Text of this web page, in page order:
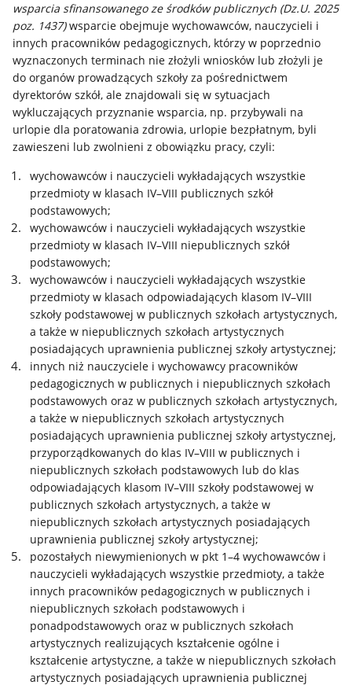
wsparcia sfinansowanego ze środków publicznych (Dz.U. 2025
poz. 1437)wsparcie obejmuje wychowawców, nauczycieli i
innych pracowników pedagogicznych, którzy w poprzednio
wyznaczonych terminach nie złożyli wniosków lub złożyli je
do organów prowadzących szkoły za pośrednictwem
dyrektorów szkół, ale znajdowali się w sytuacjach
wykluczających przyznanie wsparcia, np. przybywali na
urlopie dla poratowania zdrowia, urlopie bezpłatnym, byli
zawieszeni lub zwolnieni z obowiązku pracy, czyli:
wychowawców i nauczycieli wykładających wszystkie
przedmioty w klasach IV–VIII publicznych szkół
podstawowych;
wychowawców i nauczycieli wykładających wszystkie
przedmioty w klasach IV–VIII niepublicznych szkół
podstawowych;
wychowawców i nauczycieli wykładających wszystkie
przedmioty w klasach odpowiadających klasom IV–VIII
szkoły podstawowej w publicznych szkołach artystycznych,
a także w niepublicznych szkołach artystycznych
posiadających uprawnienia publicznej szkoły artystycznej;
innych niż nauczyciele i wychowawcy pracowników
pedagogicznych w publicznych i niepublicznych szkołach
podstawowych oraz w publicznych szkołach artystycznych,
a także w niepublicznych szkołach artystycznych
posiadających uprawnienia publicznej szkoły artystycznej,
przyporządkowanych do klas IV–VIII w publicznych i
niepublicznych szkołach podstawowych lub do klas
odpowiadających klasom IV–VIII szkoły podstawowej w
publicznych szkołach artystycznych, a także w
niepublicznych szkołach artystycznych posiadających
uprawnienia publicznej szkoły artystycznej;
pozostałych niewymienionych w pkt 1–4 wychowawców i
nauczycieli wykładających wszystkie przedmioty, a także
innych pracowników pedagogicznych w publicznych i
niepublicznych szkołach podstawowych i
ponadpodstawowych oraz w publicznych szkołach
artystycznych realizujących kształcenie ogólne i
kształcenie artystyczne, a także w niepublicznych szkołach
artystycznych posiadających uprawnienia publicznej